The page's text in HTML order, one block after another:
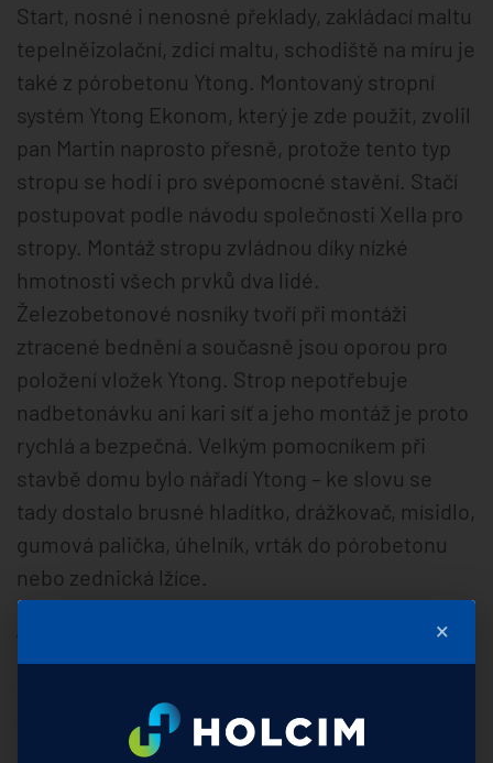
Start, nosné i nenosné překlady, zakládací maltu
tepelněizolační, zdicí maltu, schodiště na míru je
také z pórobetonu Ytong. Montovaný stropní
systém Ytong Ekonom, který je zde použit, zvolil
pan Martin naprosto přesně, protože tento typ
stropu se hodí i pro svépomocné stavění. Stačí
postupovat podle návodu společnosti Xella pro
stropy. Montáž stropu zvládnou díky nízké
hmotnosti všech prvků dva lidé.
Železobetonové nosníky tvoří při montáži
ztracené bednění a současně jsou oporou pro
položení vložek Ytong. Strop nepotřebuje
nadbetonávku ani kari síť a jeho montáž je proto
rychlá a bezpečná. Velkým pomocníkem při
stavbě domu bylo nářadí Ytong – ke slovu se
tady dostalo brusné hladítko, drážkovač, mísidlo,
gumová palička, úhelník, vrták do pórobetonu
nebo zednická lžíce.
„Stavba našeho nového domova trvala rok a půl.
Po celou tuto dobu jsme zde trávili veškerý
teď už víme, že to stálo za to,“ říká pan Martin a
×